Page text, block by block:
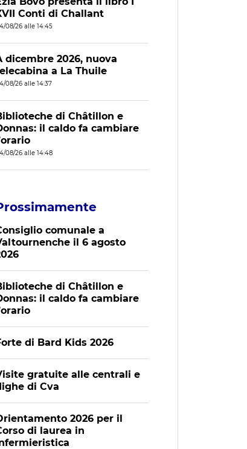
Conti di Challant
08/26 alle 14:45
dicembre 2026, nuova
a La Thuile
08/26 alle 14:37
di Châtillon e
il caldo fa cambiare
08/26 alle 14:48
comunale a
il 6 agosto
di Châtillon e
il caldo fa cambiare
di Bard Kids 2026
gratuite alle centrali e
di Cva
2026 per il
di laurea in